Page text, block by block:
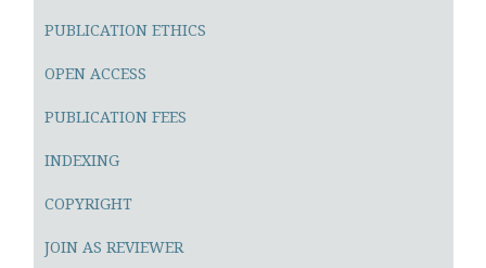
PUBLICATION ETHICS
OPEN ACCESS
PUBLICATION FEES
INDEXING
COPYRIGHT
JOIN AS REVIEWER